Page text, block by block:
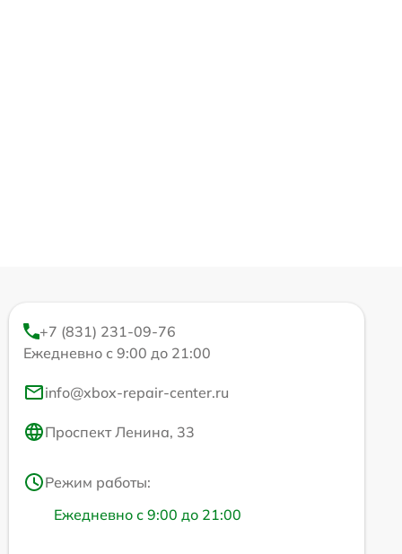
+7 (831) 231-09-76
Ежедневно с 9:00 до 21:00
info@xbox-repair-center.ru
Проспект Ленина, 33
Режим работы:
Ежедневно с 9:00 до 21:00